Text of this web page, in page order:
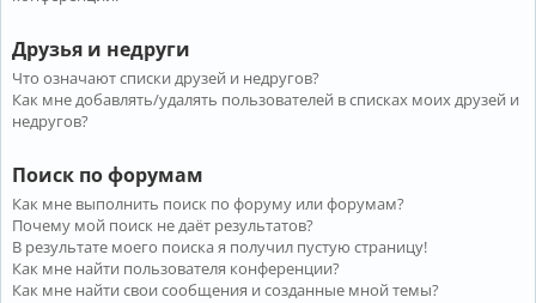
Друзья и недруги
Что означают списки друзей и недругов?
Как мне добавлять/удалять пользователей в списках моих друзей и
недругов?
Поиск по форумам
Как мне выполнить поиск по форуму или форумам?
Почему мой поиск не даёт результатов?
В результате моего поиска я получил пустую страницу!
Как мне найти пользователя конференции?
Как мне найти свои сообщения и созданные мной темы?